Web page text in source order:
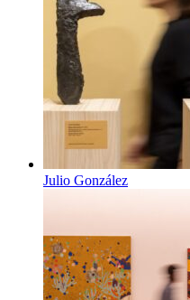
Julio González